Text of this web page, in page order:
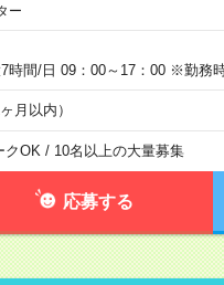
ー
7時間/日 09：00～17：00 ※勤
月以内）
OK / 10名以上の大量募集
応募する